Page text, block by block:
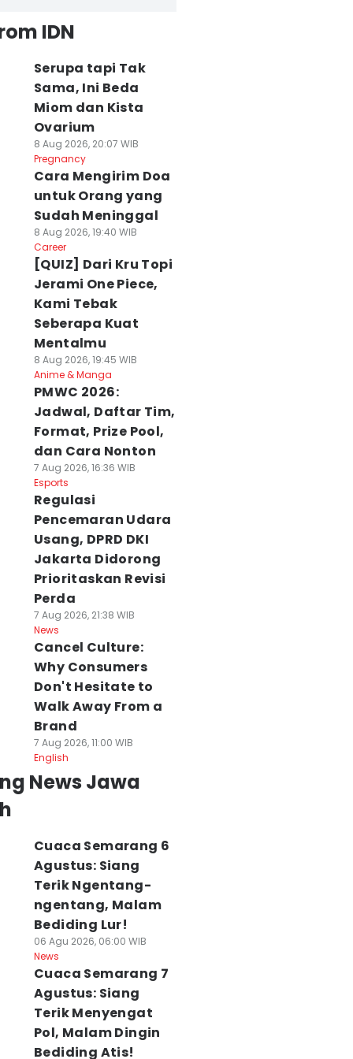
IDN
Serupa tapi Tak
Sama, Ini Beda
Miom dan Kista
Ovarium
8 Aug 2026, 20:07 WIB
Pregnancy
Cara Mengirim Doa
untuk Orang yang
Sudah Meninggal
8 Aug 2026, 19:40 WIB
Career
[QUIZ] Dari Kru Topi
Jerami One Piece,
Kami Tebak
Seberapa Kuat
Mentalmu
8 Aug 2026, 19:45 WIB
Anime & Manga
PMWC 2026:
Jadwal, Daftar Tim,
Format, Prize Pool,
dan Cara Nonton
7 Aug 2026, 16:36 WIB
Esports
Regulasi
Pencemaran Udara
Usang, DPRD DKI
Jakarta Didorong
Prioritaskan Revisi
Perda
7 Aug 2026, 21:38 WIB
News
Cancel Culture:
Why Consumers
Don't Hesitate to
Walk Away From a
Brand
7 Aug 2026, 11:00 WIB
English
News Jawa
Cuaca Semarang 6
Agustus: Siang
Terik Ngentang-
ngentang, Malam
Bediding Lur!
06 Agu 2026, 06:00 WIB
News
Cuaca Semarang 7
Agustus: Siang
Terik Menyengat
Pol, Malam Dingin
Bediding Atis!